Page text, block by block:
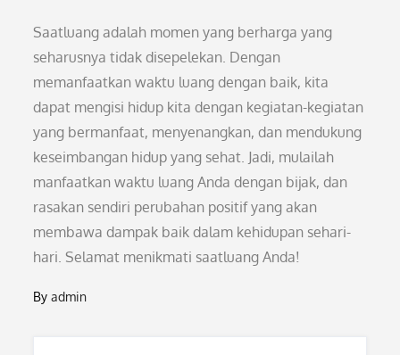
Saatluang adalah momen yang berharga yang
seharusnya tidak disepelekan. Dengan
memanfaatkan waktu luang dengan baik, kita
dapat mengisi hidup kita dengan kegiatan-kegiatan
yang bermanfaat, menyenangkan, dan mendukung
keseimbangan hidup yang sehat. Jadi, mulailah
manfaatkan waktu luang Anda dengan bijak, dan
rasakan sendiri perubahan positif yang akan
membawa dampak baik dalam kehidupan sehari-
hari. Selamat menikmati saatluang Anda!
Byadmin